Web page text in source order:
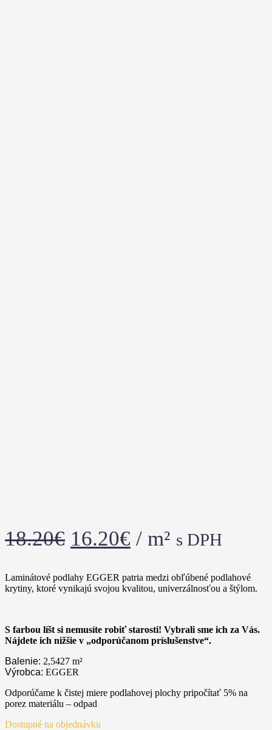
18.20€ 16.20€ / m² s DPH
Laminátové podlahy EGGER patria medzi obľúbené podlahové
krytiny, ktoré vynikajú svojou kvalitou, univerzálnosťou a štýlom.
S farbou líšt si nemusíte robiť starosti! Vybrali sme ich za Vás.
Nájdete ich nižšie v „odporúčanom príslušenstve“.
Balenie: 2,5427 m²
Výrobca: EGGER
Odporúčame k čistej miere podlahovej plochy pripočítať 5% na
porez materiálu – odpad
Dostupné na objednávku